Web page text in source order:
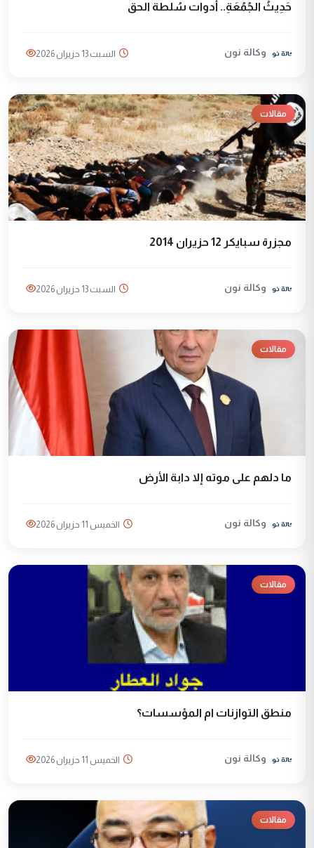
حَدِيثُ الجُمُعَةِ.. أَدوات سُلطة الحق
وكالة نون السبت 13 حزيران 2026
مقالات
مجزرة سبايكر 12 حزيران 2014
وكالة نون السبت 13 حزيران 2026
مقالات
ما دلهم على موته إلا دابة الأرض
وكالة نون الخميس 11 حزيران 2026
مقالات
منطق التوازنات ام المؤسسات؟
وكالة نون الخميس 11 حزيران 2026
مقالات